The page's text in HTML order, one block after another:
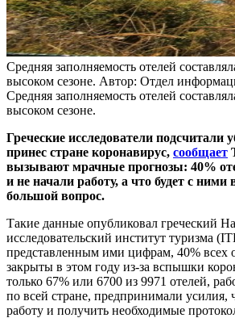
Средняя заполняемость отелей
высоком сезоне. Автор: Отдел
Средняя заполняемость отелей
высоком сезоне.
Греческие исследователи подсчитали
принес стране коронавирус, сообщает
вызывают мрачные прогнозы: 40%
и не начали работу, а что будет с
большой вопрос.
Такие данные опубликовал греческий
исследовательский институт туризма
представленным ими цифрам, 40% всех
закрыты в этом году из-за вспышки
только 67% или 6700 из 9971 отелей,
по всей стране, предпринимали усилия,
работу и получить необходимые